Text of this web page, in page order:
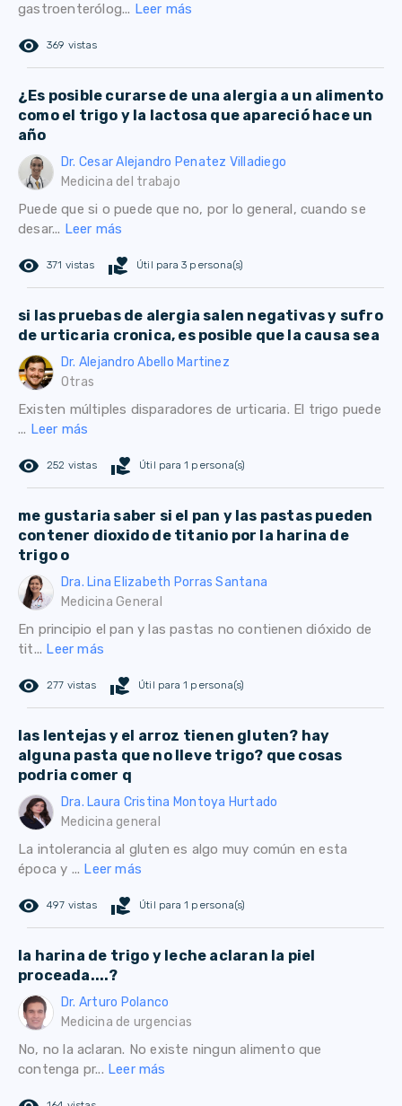
gastroenterólog... Leer más
remove_red_eye 369 vistas
¿Es posible curarse de una alergia a un alimento
como el trigo y la lactosa que apareció hace un
año
Dr. Cesar Alejandro Penatez Villadiego
Medicina del trabajo
Puede que si o puede que no, por lo general, cuando se
desar... Leer más
remove_red_eye 371 vistas volunteer_activism Útil para 3 persona(s)
si las pruebas de alergia salen negativas y sufro
de urticaria cronica, es posible que la causa sea
Dr. Alejandro Abello Martinez
Otras
Existen múltiples disparadores de urticaria. El trigo puede
... Leer más
remove_red_eye 252 vistas volunteer_activism Útil para 1 persona(s)
me gustaria saber si el pan y las pastas pueden
contener dioxido de titanio por la harina de
trigo o
Dra. Lina Elizabeth Porras Santana
Medicina General
En principio el pan y las pastas no contienen dióxido de
tit... Leer más
remove_red_eye 277 vistas volunteer_activism Útil para 1 persona(s)
las lentejas y el arroz tienen gluten? hay
alguna pasta que no lleve trigo? que cosas
podria comer q
Dra. Laura Cristina Montoya Hurtado
Medicina general
La intolerancia al gluten es algo muy común en esta
época y ... Leer más
remove_red_eye 497 vistas volunteer_activism Útil para 1 persona(s)
la harina de trigo y leche aclaran la piel
proceada....?
Dr. Arturo Polanco
Medicina de urgencias
No, no la aclaran. No existe ningun alimento que
contenga pr... Leer más